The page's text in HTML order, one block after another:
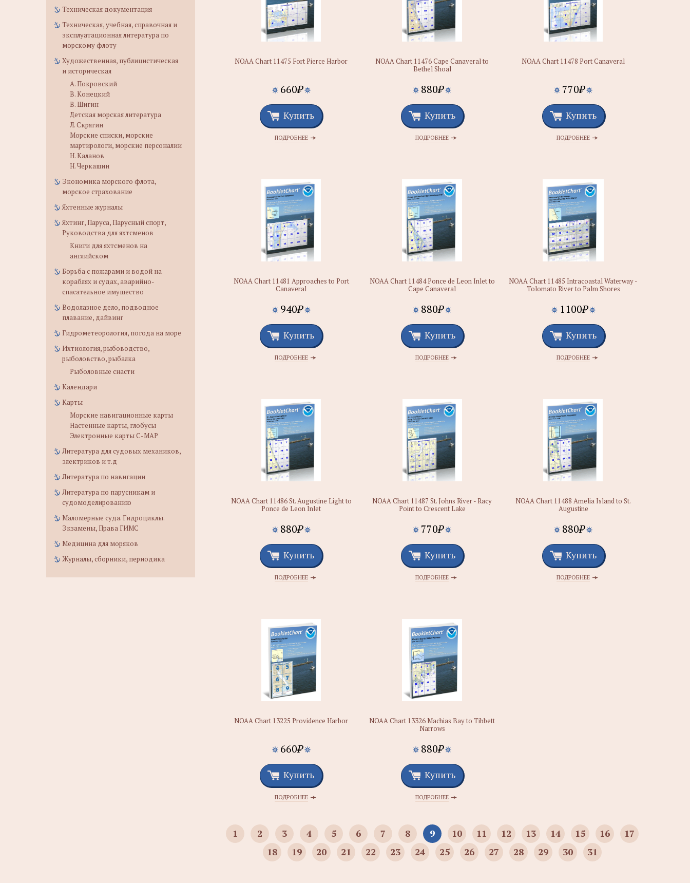
Техническая документация
Техническая, учебная, справочная и
эксплуатационная литература по
морскому флоту
Художественная, публицистическая
и историческая
А. Покровский
В. Конецкий
В. Шигин
Детская морская литература
Л. Скрягин
Морские списки, морские
мартирологи, морские персоналии
Н. Каланов
Н. Черкашин
Экономика морского флота,
морское страхование
Яхтенные журналы
Яхтинг, Паруса, Парусный спорт,
Руководства для яхтсменов
Книги для яхтсменов на
английском
Борьба с пожарами и водой на
кораблях и судах, аварийно-
спасательное имущество
Водолазное дело, подводное
плавание, дайвинг
Гидрометеорология, погода на море
Ихтиология, рыбоводство,
рыболовство, рыбалка
Рыболовные снасти
Календари
Карты
Морские навигационные карты
Настенные карты, глобусы
Электронные карты C-MAP
Литература для судовых механиков,
электриков и т.д
Литература по навигации
Литература по парусникам и
судомоделированию
Маломерные суда. Гидроциклы.
Экзамены, Права ГИМС
Медицина для моряков
Журналы, сборники, периодика
NOAA Chart 11475 Fort Pierce Harbor
660₽
Купить
ПОДРОБНЕЕ
NOAA Chart 11476 Cape Canaveral to
Bethel Shoal
880₽
Купить
ПОДРОБНЕЕ
NOAA Chart 11478 Port Canaveral
770₽
Купить
ПОДРОБНЕЕ
NOAA Chart 11481 Approaches to Port
Canaveral
940₽
Купить
ПОДРОБНЕЕ
NOAA Chart 11484 Ponce de Leon Inlet to
Cape Canaveral
880₽
Купить
ПОДРОБНЕЕ
NOAA Chart 11485 Intracoastal Waterway -
Tolomato River to Palm Shores
1100₽
Купить
ПОДРОБНЕЕ
NOAA Chart 11486 St. Augustine Light to
Ponce de Leon Inlet
880₽
Купить
ПОДРОБНЕЕ
NOAA Chart 11487 St. Johns River - Racy
Point to Crescent Lake
770₽
Купить
ПОДРОБНЕЕ
NOAA Chart 11488 Amelia Island to St.
Augustine
880₽
Купить
ПОДРОБНЕЕ
NOAA Chart 13225 Providence Harbor
660₽
Купить
ПОДРОБНЕЕ
NOAA Chart 13326 Machias Bay to Tibbett
Narrows
880₽
Купить
ПОДРОБНЕЕ
1 2 3 4 5 6 7 8 9 10 11 12 13 14 15 16
17
18
19 20 21 22 23 24 25 26 27 28 29 30 31